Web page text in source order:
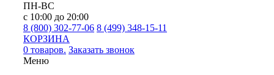
ПН-ВС
с 10:00 до 20:00
8 (800) 302-77-06 8 (499) 348-15-11
КОРЗИНА
0 товаров. Заказать звонок
Меню